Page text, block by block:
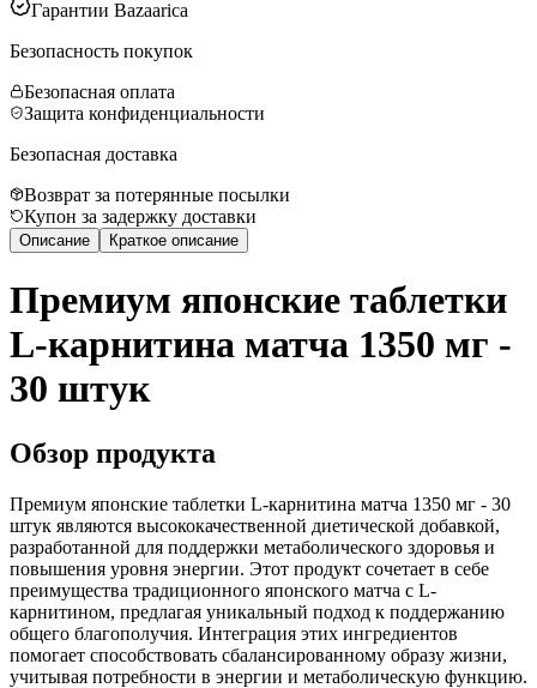
Гарантии Bazaarica
Безопасность покупок
Безопасная оплата
Защита конфиденциальности
Безопасная доставка
Возврат за потерянные посылки
Купон за задержку доставки
Описание Краткое описание
Премиум японские таблетки
L-карнитина матча 1350 мг -
30 штук
Обзор продукта
Премиум японские таблетки L-карнитина матча 1350 мг - 30
штук являются высококачественной диетической добавкой,
разработанной для поддержки метаболического здоровья и
повышения уровня энергии. Этот продукт сочетает в себе
преимущества традиционного японского матча с L-
карнитином, предлагая уникальный подход к поддержанию
общего благополучия. Интеграция этих ингредиентов
помогает способствовать сбалансированному образу жизни,
учитывая потребности в энергии и метаболическую функцию.